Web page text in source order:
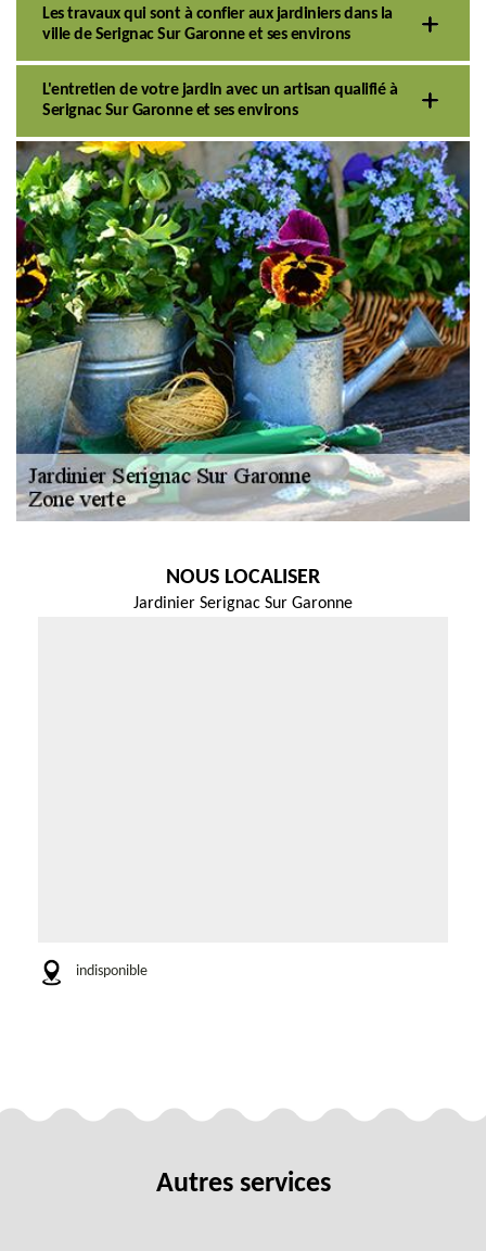
Les travaux qui sont à confier aux jardiniers dans la
ville de Serignac Sur Garonne et ses environs
L'entretien de votre jardin avec un artisan qualifié à
Serignac Sur Garonne et ses environs
NOUS LOCALISER
Jardinier Serignac Sur Garonne
indisponible
Autres services